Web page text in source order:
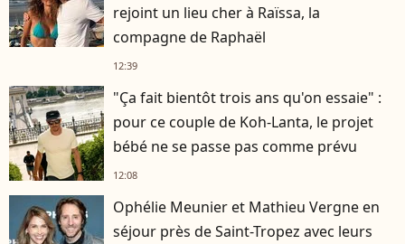
rejoint un lieu cher à Raïssa, la
compagne de Raphaël
12:39
"Ça fait bientôt trois ans qu'on essaie" :
pour ce couple de Koh-Lanta, le projet
bébé ne se passe pas comme prévu
12:08
Ophélie Meunier et Mathieu Vergne en
séjour près de Saint-Tropez avec leurs